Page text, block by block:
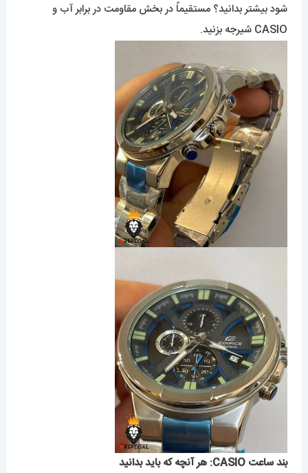
شود بیشتر بدانید؟ مستقیماً در بخش مقاومت در برابر آب و
CASIO شیرجه بزنید.
بند ساعت CASIO: هر آنچه که باید بدانید